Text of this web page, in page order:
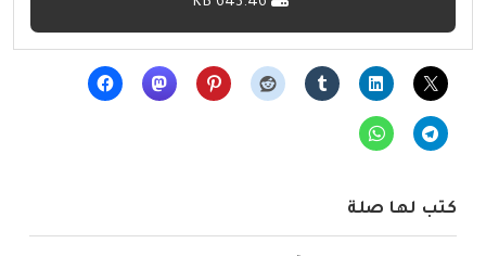
كتب لها صلة